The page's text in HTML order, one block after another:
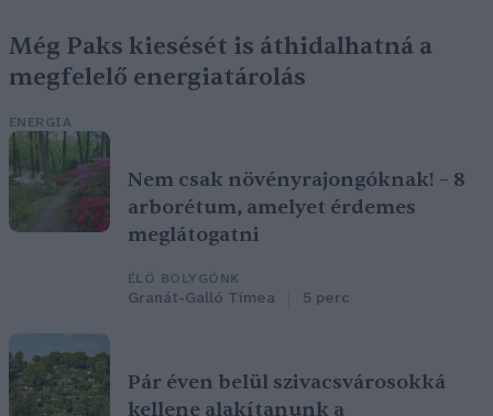
Még Paks kiesését is áthidalhatná a
megfelelő energiatárolás
ENERGIA
Nem csak növényrajongóknak! – 8
arborétum, amelyet érdemes
meglátogatni
ÉLŐ BOLYGÓNK
Granát-Galló Tímea 5 perc
Pár éven belül szivacsvárosokká
kellene alakítanunk a